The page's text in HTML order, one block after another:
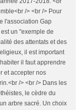
/> <br /> Pour
l'association Gap
un "exemple de
des attentats et des
il est important
il faut apprendre
et accepter nos
/> <br /> Dans les
le cèdre du
arbre sacré. Un choix